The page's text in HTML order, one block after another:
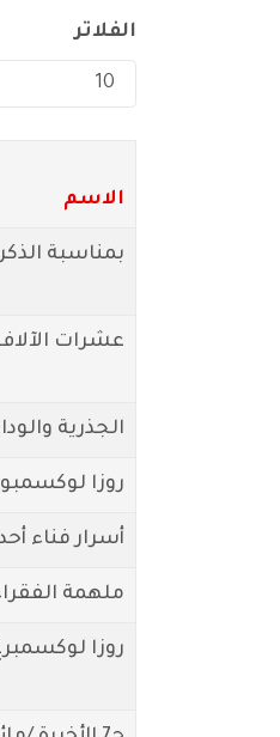
الفلاتر
عدد الإظهارات:
الاسم
بمناسبة الذكرى الـ 101 لاستشهاد "نسر
عشرات
الجذرية
روزا
أسرار فناء
ملهمة
روزا